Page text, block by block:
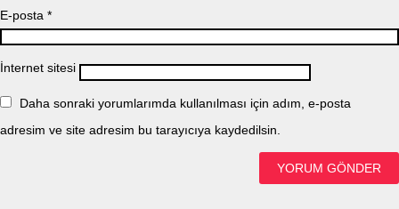
E-posta *
İnternet sitesi
Daha sonraki yorumlarımda kullanılması için adım, e-posta
adresim ve site adresim bu tarayıcıya kaydedilsin.